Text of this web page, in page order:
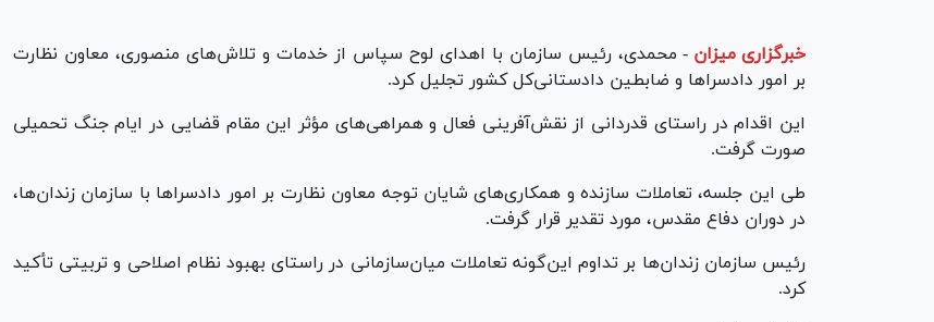
خبرگزاری میزان - محمدی، رئیس سازمان با اهدای لوح سپاس از خدمات و تلاش‌های منصوری، معاون نظارت
بر امور دادسرا‌ها و ضابطین دادستانی‌کل کشور تجلیل کرد.
این اقدام در راستای قدردانی از نقش‌آفرینی فعال و همراهی‌های مؤثر این مقام قضایی در ایام جنگ تحمیلی
صورت گرفت.
طی این جلسه، تعاملات سازنده و همکاری‌های شایان توجه معاون نظارت بر امور دادسرا‌ها با سازمان زندان‌ها،
در دوران دفاع مقدس، مورد تقدیر قرار گرفت.
رئیس سازمان زندان‌ها بر تداوم این‌گونه تعاملات میان‌سازمانی در راستای بهبود نظام اصلاحی و تربیتی تأکید
کرد.